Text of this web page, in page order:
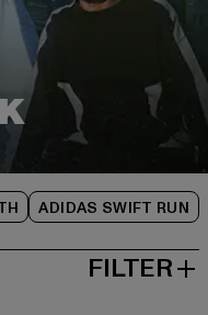
ADIDAS SWIFT RUN
FILTER